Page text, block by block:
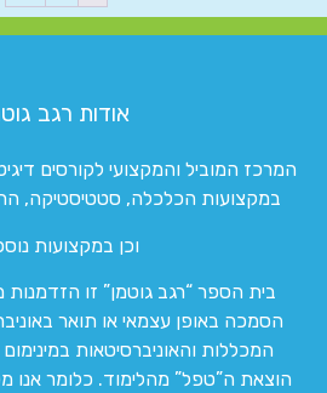
אודות רגב
במקצועות הכלכלה, סטטיסטיקה,
וכן במקצועות
בית הספר “רגב גוטמן” זו הזדמנות
הסמכה באופן עצמאי או תואר
המכללות והאוניברסיטאות
הוצאת ה”טפל” מהלימוד. כלומר אנו